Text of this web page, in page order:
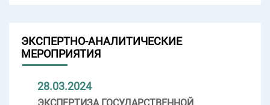
ЭКСПЕРТНО-АНАЛИТИЧЕСКИЕ
МЕРОПРИЯТИЯ
28.03.2024
ЭКСПЕРТИЗА ГОСУДАРСТВЕННОЙ